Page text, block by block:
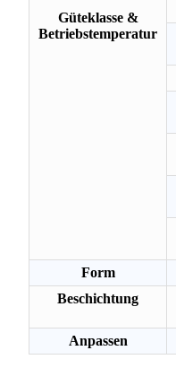
Güteklasse &
Betriebstemperatur
Form
Beschichtung
Anpassen